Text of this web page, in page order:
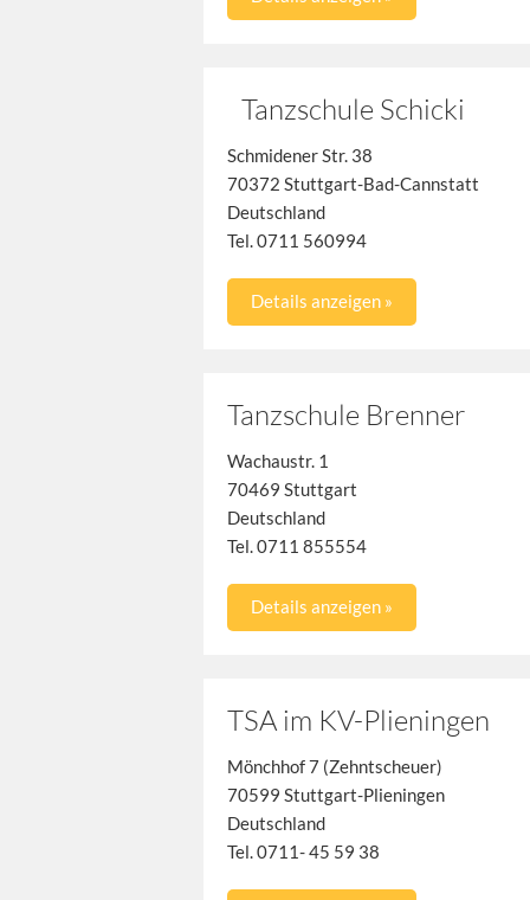
Tanzschule Schicki
Schmidener Str. 38
70372 Stuttgart-Bad-Cannstatt
Deutschland
Tel. 0711 560994
Details anzeigen »
Tanzschule Brenner
Wachaustr. 1
70469 Stuttgart
Deutschland
Tel. 0711 855554
Details anzeigen »
TSA im KV-Plieningen
Mönchhof 7 (Zehntscheuer)
70599 Stuttgart-Plieningen
Deutschland
Tel. 0711- 45 59 38